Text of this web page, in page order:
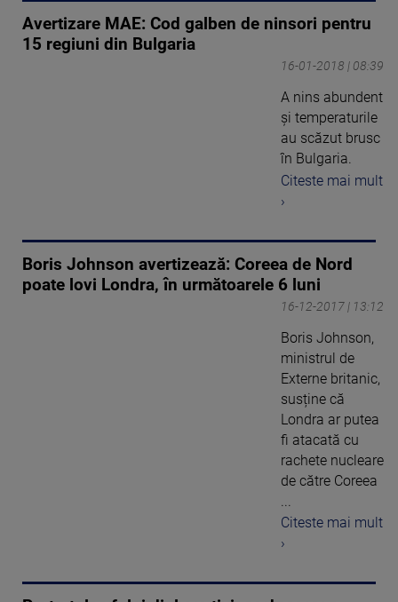
Avertizare MAE: Cod galben de ninsori pentru
15 regiuni din Bulgaria
16-01-2018 | 08:39
A nins abundent
şi temperaturile
au scăzut brusc
în Bulgaria.
Citeste mai mult
›
Boris Johnson avertizează: Coreea de Nord
poate lovi Londra, în următoarele 6 luni
16-12-2017 | 13:12
Boris Johnson,
ministrul de
Externe britanic,
susține că
Londra ar putea
fi atacată cu
rachete nucleare
de către Coreea
Citeste mai mult
›